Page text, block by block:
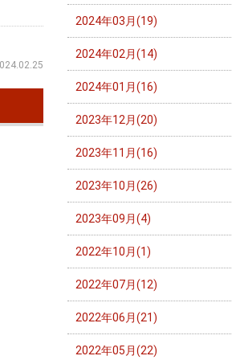
2024年03月(19)
2024年02月(14)
2024年01月(16)
2023年12月(20)
2023年11月(16)
2023年10月(26)
2023年09月(4)
2022年10月(1)
2022年07月(12)
2022年06月(21)
2022年05月(22)